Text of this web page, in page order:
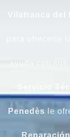
Servicio
Penedès le
Reparación